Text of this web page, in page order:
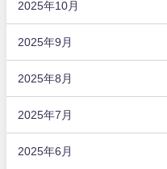
2025年10月
2025年9月
2025年8月
2025年7月
2025年6月